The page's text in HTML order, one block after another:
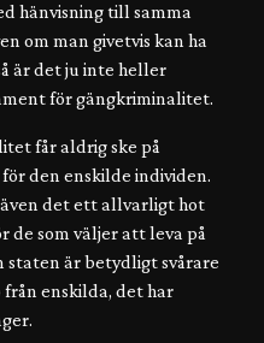
hänvisning till samma
om man givetvis kan ha
är det ju inte heller
för gängkriminalitet.
får aldrig ske på
den enskilde individen.
det ett allvarligt hot
de som väljer att leva på
staten är betydligt svårare
enskilda, det har